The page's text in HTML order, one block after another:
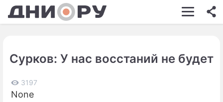
ШОУ-БИЗНЕС
КИНО
Сурков: У нас восстаний не будет
3197
None